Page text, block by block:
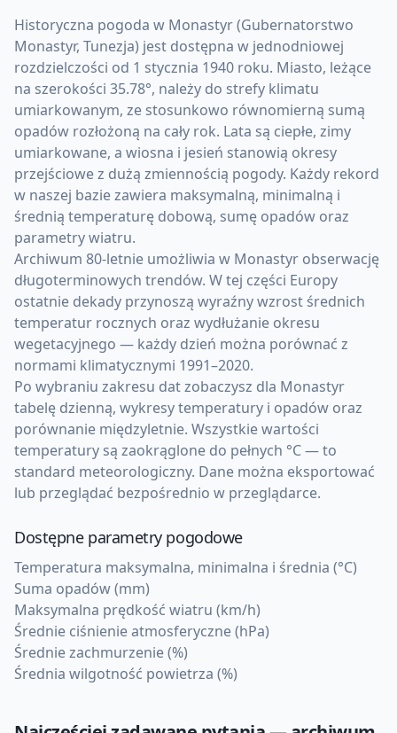
Historyczna pogoda w Monastyr (Gubernatorstwo
Monastyr, Tunezja) jest dostępna w jednodniowej
rozdzielczości od 1 stycznia 1940 roku. Miasto, leżące
na szerokości 35.78°, należy do strefy klimatu
umiarkowanym, ze stosunkowo równomierną sumą
opadów rozłożoną na cały rok. Lata są ciepłe, zimy
umiarkowane, a wiosna i jesień stanowią okresy
przejściowe z dużą zmiennością pogody. Każdy rekord
w naszej bazie zawiera maksymalną, minimalną i
średnią temperaturę dobową, sumę opadów oraz
parametry wiatru.
Archiwum 80-letnie umożliwia w Monastyr obserwację
długoterminowych trendów. W tej części Europy
ostatnie dekady przynoszą wyraźny wzrost średnich
temperatur rocznych oraz wydłużanie okresu
wegetacyjnego — każdy dzień można porównać z
normami klimatycznymi 1991–2020.
Po wybraniu zakresu dat zobaczysz dla Monastyr
tabelę dzienną, wykresy temperatury i opadów oraz
porównanie międzyletnie. Wszystkie wartości
temperatury są zaokrąglone do pełnych °C — to
standard meteorologiczny. Dane można eksportować
lub przeglądać bezpośrednio w przeglądarce.
Dostępne parametry pogodowe
Temperatura maksymalna, minimalna i średnia (°C)
Suma opadów (mm)
Maksymalna prędkość wiatru (km/h)
Średnie ciśnienie atmosferyczne (hPa)
Średnie zachmurzenie (%)
Średnia wilgotność powietrza (%)